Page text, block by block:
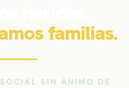
familias.
SIN ÁNIMO DE